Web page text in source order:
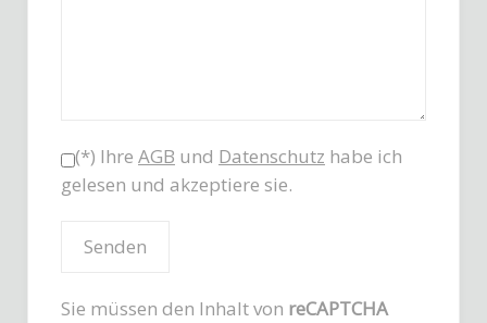
(*) Ihre AGB und Datenschutz habe ich
gelesen und akzeptiere sie.
Sie müssen den Inhalt von reCAPTCHA